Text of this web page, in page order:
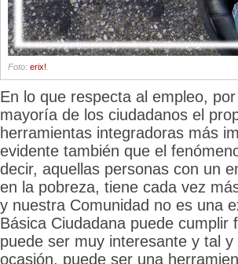
Foto: erix!
En lo que respecta al empleo,
mayoría de los ciudadanos el
herramientas integradoras más
evidente también que el
decir, aquellas personas con un
en la pobreza, tiene cada vez
y nuestra Comunidad no es una
Básica Ciudadana puede
puede ser muy interesante y tal
ocasión, puede ser una